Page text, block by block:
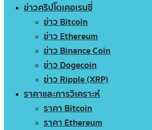
ข่าวคริปโตเคอเรนซี่
ข่าว Bitcoin
ข่าว Ethereum
ข่าว Binance Coin
ข่าว Dogecoin
ข่าว Ripple (XRP)
ราคาและการวิเคราะห์
ราคา Bitcoin
ราคา Ethereum